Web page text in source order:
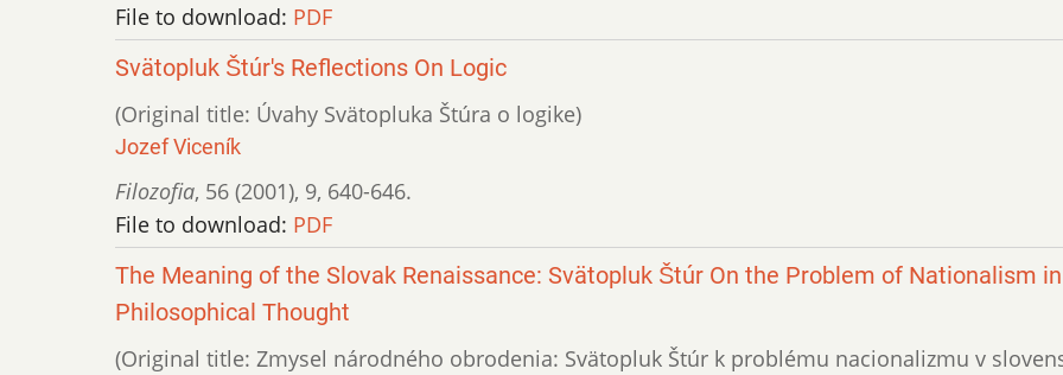
File to download: PDF
Svätopluk Štúr's Reflections On Logic
(Original title: Úvahy Svätopluka Štúra o logike)
Jozef Viceník
Filozofia, 56 (2001), 9, 640-646.
File to download: PDF
The Meaning of the Slovak Renaissance: Svätopluk Štúr On the Problem of Nationalism
Philosophical Thought
(Original title: Zmysel národného obrodenia: Svätopluk Štúr k problému nacionalizmu v